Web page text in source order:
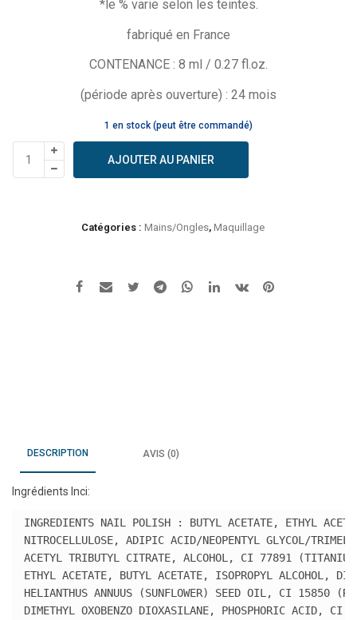
*le % varie selon les teintes.
fabriqué en France
CONTENANCE : 8 ml / 0.27 fl.oz.
(période après ouverture) : 24 mois
1 en stock (peut être commandé)
quantité
de
AJOUTER AU PANIER
Catégories : Mains/Ongles, Maquillage
DESCRIPTION AVIS (0)
Ingrédients Inci:
INGREDIENTS NAIL POLISH : BUTYL ACETATE, ETHYL
NITROCELLULOSE, ADIPIC ACID/NEOPENTYL GLYCOL/
ACETYL TRIBUTYL CITRATE, ALCOHOL, CI 77891
ETHYL ACETATE, BUTYL ACETATE, ISOPROPYL ALCOHOL,
HELIANTHUS ANNUUS (SUNFLOWER) SEED OIL, CI 15850
DIMETHYL OXOBENZO DIOXASILANE, PHOSPHORIC ACID,